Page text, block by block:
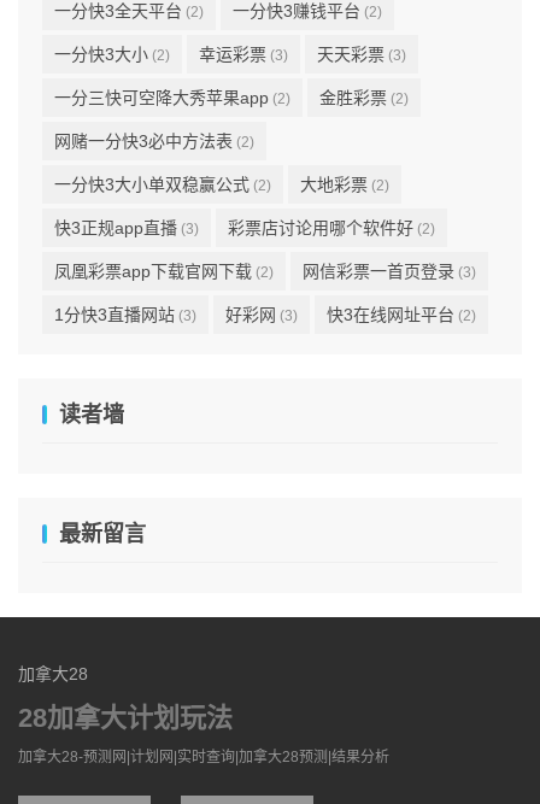
一分快3全天平台 (2) 一分快3赚钱平台 (2)
一分快3大小 (2) 幸运彩票 (3) 天天彩票 (3)
一分三快可空降大秀苹果app (2) 金胜彩票 (2)
网赌一分快3必中方法表 (2)
一分快3大小单双稳赢公式 (2) 大地彩票 (2)
快3正规app直播 (3) 彩票店讨论用哪个软件好 (2)
凤凰彩票app下载官网下载 (2) 网信彩票一首页登录 (3)
1分快3直播网站 (3) 好彩网 (3) 快3在线网址平台 (2)
读者墙
最新留言
加拿大28
28加拿大计划玩法
加拿大28-预测网|计划网|实时查询|加拿大28预测|结果分析